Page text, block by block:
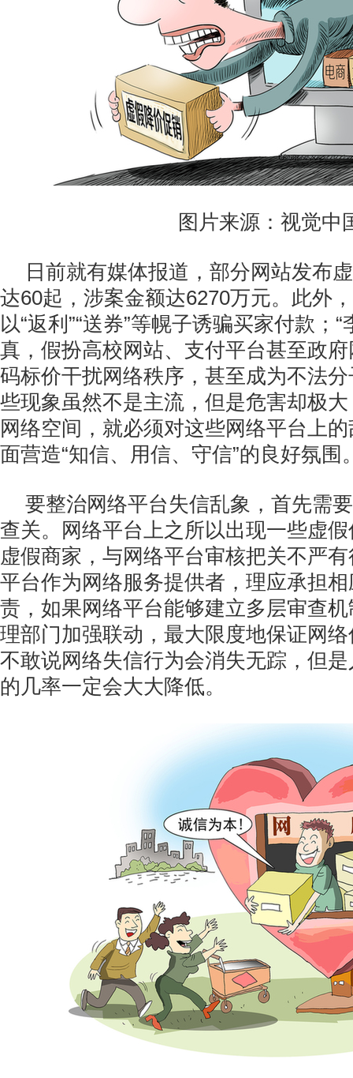
图片来源：视觉中
日前就有媒体报道，部分网站发布
达60起，涉案金额达6270万元。此外
以“返利”“送券”等幌子诱骗买家付款；
真，假扮高校网站、支付平台甚至政
码标价干扰网络秩序，甚至成为不法
些现象虽然不是主流，但是危害却极
网络空间，就必须对这些网络平台上
面营造“知信、用信、守信”的良好氛围
要整治网络平台失信乱象，首先需
查关。网络平台上之所以出现一些虚
虚假商家，与网络平台审核把关不严
平台作为网络服务提供者，理应承担
责，如果网络平台能够建立多层审查
理部门加强联动，最大限度地保证网
不敢说网络失信行为会消失无踪，但
的几率一定会大大降低。